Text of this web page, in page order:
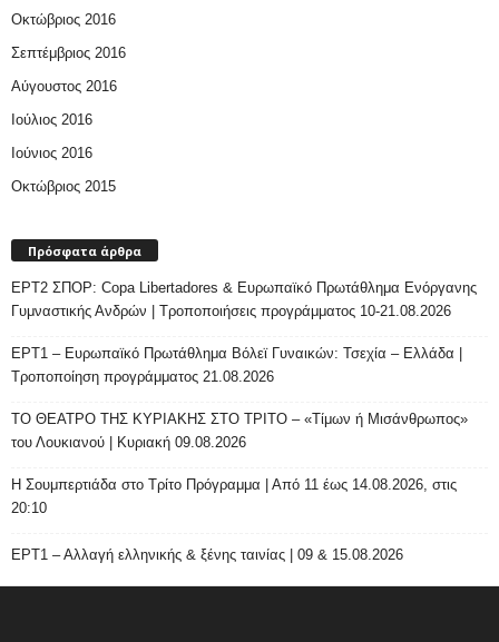
Οκτώβριος 2016
Σεπτέμβριος 2016
Αύγουστος 2016
Ιούλιος 2016
Ιούνιος 2016
Οκτώβριος 2015
Πρόσφατα άρθρα
ΕΡΤ2 ΣΠΟΡ: Copa Libertadores & Ευρωπαϊκό Πρωτάθλημα Ενόργανης
Γυμναστικής Ανδρών | Τροποποιήσεις προγράμματος 10-21.08.2026
ΕΡΤ1 – Ευρωπαϊκό Πρωτάθλημα Βόλεϊ Γυναικών: Τσεχία – Ελλάδα |
Τροποποίηση προγράμματος 21.08.2026
ΤΟ ΘΕΑΤΡΟ ΤΗΣ ΚΥΡΙΑΚΗΣ ΣΤΟ ΤΡΙΤΟ – «Τίμων ή Μισάνθρωπος»
του Λουκιανού | Κυριακή 09.08.2026
H Σουμπερτιάδα στο Τρίτο Πρόγραμμα | Από 11 έως 14.08.2026, στις
20:10
ΕΡΤ1 – Αλλαγή ελληνικής & ξένης ταινίας | 09 & 15.08.2026